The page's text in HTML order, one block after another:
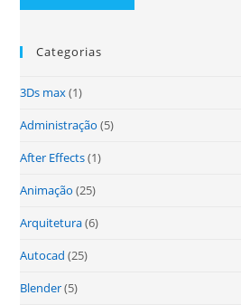
Categorias
3Ds max(1)
Administração (5)
After Effects(1)
Animação (25)
Arquitetura(6)
Autocad (25)
Blender(5)